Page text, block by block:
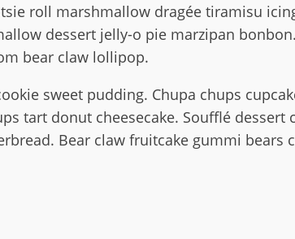
roll marshmallow dragée tiramisu
dessert jelly-o pie marzipan
bear claw lollipop.
sweet pudding. Chupa chups
tart donut cheesecake. Soufflé
Bear claw fruitcake gummi bears